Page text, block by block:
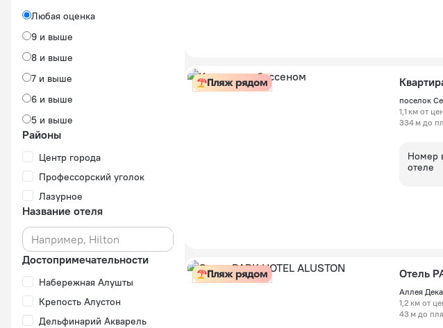
Любая оценка
9 и выше
8 и выше
7 и выше
6 и выше
5 и выше
Районы
Центр города
Профессорский уголок
Лазурное
Название отеля
Достопримечательности
Набережная Алушты
Крепость Алустон
Дельфинарий Акварель
Пляж рядом
1,1 км от
334 м до
Номер
отеле
Пляж рядом Отель
Аллея
1,2 км от
43 м до